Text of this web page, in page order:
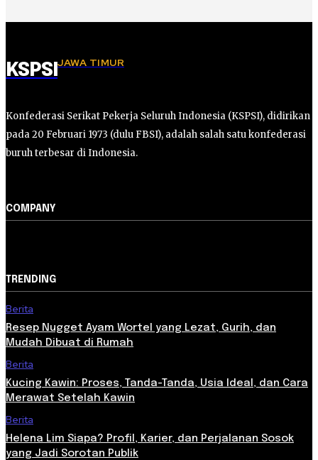
KSPSI JAWA TIMUR
Konfederasi Serikat Pekerja Seluruh Indonesia (KSPSI), didirikan
pada 20 Februari 1973 (dulu FBSI), adalah salah satu konfederasi
buruh terbesar di Indonesia.
COMPANY
TRENDING
Berita
Resep Nugget Ayam Wortel yang Lezat, Gurih, dan
Mudah Dibuat di Rumah
Berita
Kucing Kawin: Proses, Tanda-Tanda, Usia Ideal, dan Cara
Merawat Setelah Kawin
Berita
Helena Lim Siapa? Profil, Karier, dan Perjalanan Sosok
yang Jadi Sorotan Publik